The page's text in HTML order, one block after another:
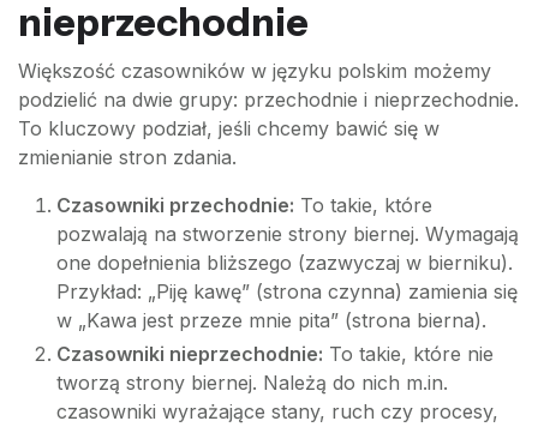
nieprzechodnie
Większość czasowników w języku polskim możemy
podzielić na dwie grupy: przechodnie i nieprzechodnie.
To kluczowy podział, jeśli chcemy bawić się w
zmienianie stron zdania.
Czasowniki przechodnie: To takie, które
pozwalają na stworzenie strony biernej. Wymagają
one dopełnienia bliższego (zazwyczaj w bierniku).
Przykład: „Piję kawę” (strona czynna) zamienia się
w „Kawa jest przeze mnie pita” (strona bierna).
Czasowniki nieprzechodnie: To takie, które nie
tworzą strony biernej. Należą do nich m.in.
czasowniki wyrażające stany, ruch czy procesy,